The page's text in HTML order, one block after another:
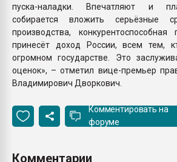
пуска-наладки. Впечатляют и
собирается вложить серьёзные
производства,
принесёт доход России, всем тем,
огромном государстве. Это
оценок», – отметил вице-премьер
Владимирович Дворкович.
Комментировать на
форуме
Комментарии